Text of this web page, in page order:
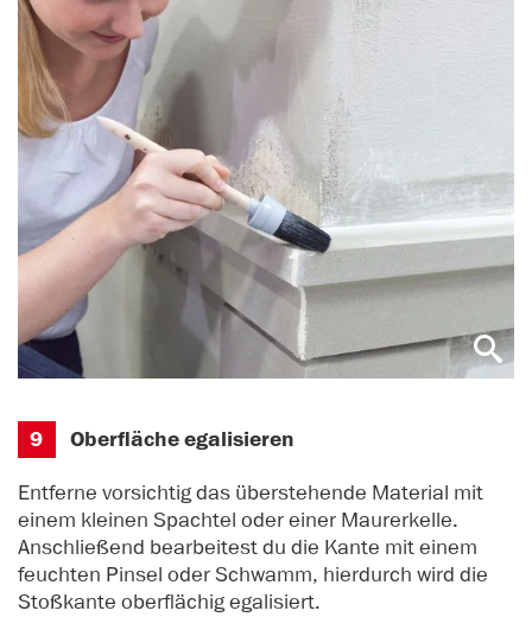
9 Oberfläche egalisieren
Entferne vorsichtig das überstehende Material mit
einem kleinen Spachtel oder einer Maurerkelle.
Anschließend bearbeitest du die Kante mit einem
feuchten Pinsel oder Schwamm, hierdurch wird die
Stoßkante oberflächig egalisiert.